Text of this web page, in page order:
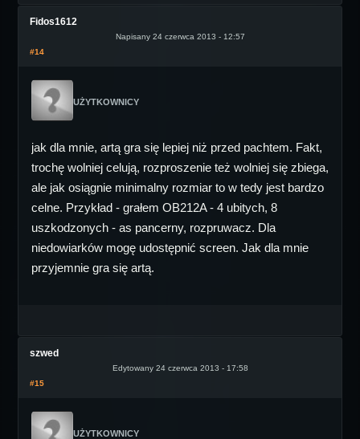
Fidos1612
Napisany 24 czerwca 2013 - 12:57
#14
UŻYTKOWNICY
jak dla mnie, artą gra się lepiej niż przed pachtem. Fakt,
trochę wolniej celują, rozproszenie też wolniej się zbiega,
ale jak osiągnie minimalny rozmiar to w tedy jest bardzo
celne. Przykład - grałem OB212A - 4 ubitych, 8
uszkodzonych - as pancerny, rozpruwacz. Dla
niedowiarków mogę udostępnić screen. Jak dla mnie
przyjemnie gra się artą.
szwed
Edytowany 24 czerwca 2013 - 17:58
#15
UŻYTKOWNICY